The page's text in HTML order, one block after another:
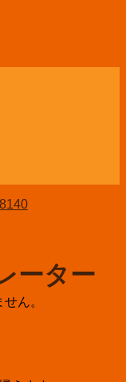
ん。
ーター